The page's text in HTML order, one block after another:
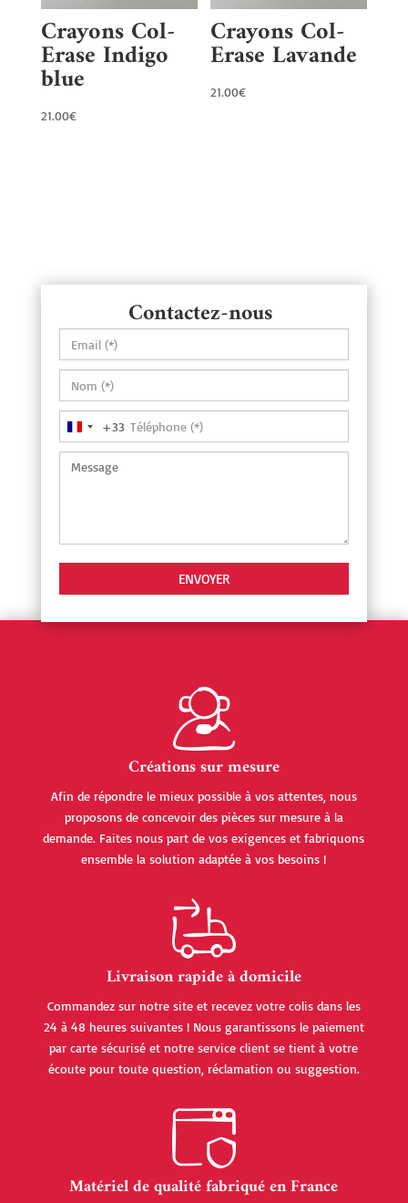
Crayons Col-
Erase Indigo
blue
21.00€
Crayons Col-
Erase Lavande
21.00€
Contactez-nous
France
+33
+33
Créations sur mesure
Afin de répondre le mieux possible à vos attentes, nous
proposons de concevoir des pièces sur mesure à la
demande. Faites nous part de vos exigences et fabriquons
ensemble la solution adaptée à vos besoins !
Livraison rapide à domicile
Commandez sur notre site et recevez votre colis dans les
24 à 48 heures suivantes ! Nous garantissons le paiement
par carte sécurisé et notre service client se tient à votre
écoute pour toute question, réclamation ou suggestion.
Matériel de qualité fabriqué en France